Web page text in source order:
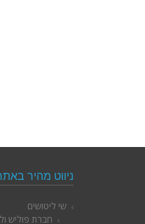
ניווט מהיר
שי ליטושים
חברת פוליש